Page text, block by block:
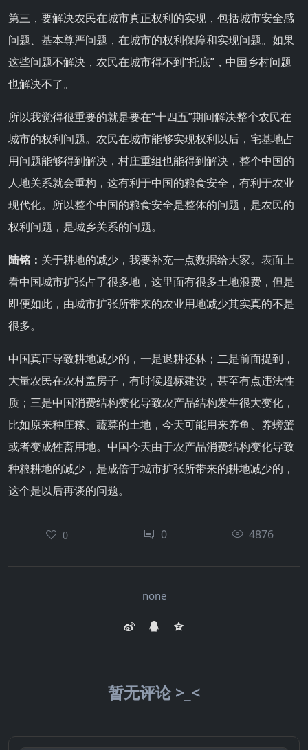
第三，要解决农民在城市真正权利的实现，包括城市安全感
问题、基本尊严问题，在城市的权利保障和实现问题。如果
这些问题不解决，农民在城市得不到“托底”，中国乡村问题
也解决不了。
所以我觉得很重要的就是要在“十四五”期间解决整个农民在
城市的权利问题。农民在城市能够实现权利以后，宅基地占
用问题能够得到解决，村庄重组也能得到解决，整个中国的
人地关系就会重构，这有利于中国的粮食安全，有利于农业
现代化。所以整个中国的粮食安全是整体的问题，是农民的
权利问题，是城乡关系的问题。
陆铭： 关于耕地的减少，我要补充一点数据给大家。表面上
看中国城市扩张占了很多地，这里面有很多土地浪费，但是
即便如此，由城市扩张所带来的农业用地减少其实真的不是
很多。
中国真正导致耕地减少的，一是退耕还林；二是前面提到，
大量农民在农村盖房子，有时候超标建设，甚至有点违法性
质；三是中国消费结构变化导致农产品结构发生很大变化，
比如原来种庄稼、蔬菜的土地，今天可能用来养鱼、养螃蟹
或者变成牲畜用地。中国今天由于农产品消费结构变化导致
种粮耕地的减少，是成倍于城市扩张所带来的耕地减少的，
这个是以后再谈的问题。
0 0 4876
none
暂无评论 >_<